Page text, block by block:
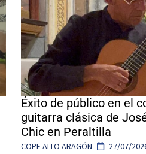
Éxito de público en el
guitarra clásica de
Chic en Peraltilla
COPE ALTO ARAGÓN 27/07/